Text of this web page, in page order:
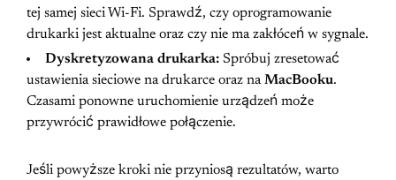
tej samej sieci Wi-Fi. Sprawdź, czy oprogramowanie
drukarki jest aktualne oraz czy nie ma zakłóceń w sygnale.
Dyskretyzowana drukarka: Spróbuj zresetować
ustawienia sieciowe na drukarce oraz naMacBooku.
Czasami ponowne uruchomienie urządzeń może
przywrócić prawidłowe połączenie.
Jeśli powyższe kroki nie przyniosą rezultatów, warto